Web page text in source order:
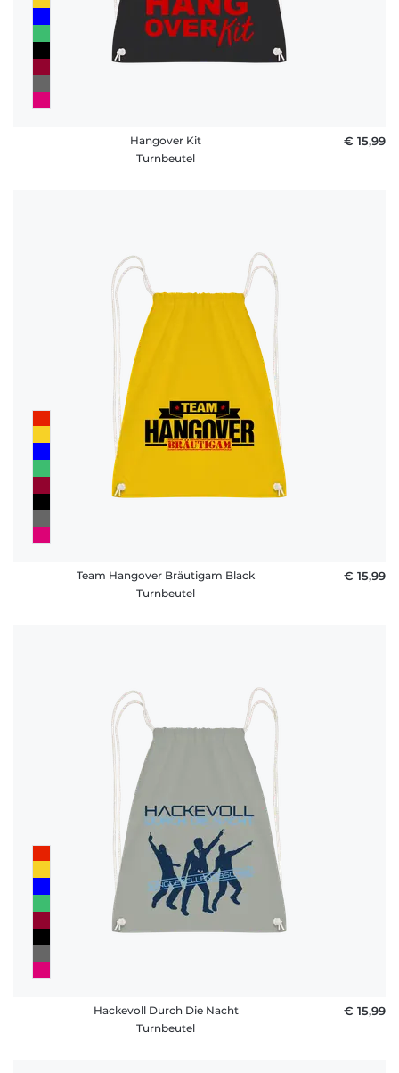
Hangover Kit
Turnbeutel
€ 15,99
Team Hangover Bräutigam Black
Turnbeutel
€ 15,99
Hackevoll Durch Die Nacht
Turnbeutel
€ 15,99